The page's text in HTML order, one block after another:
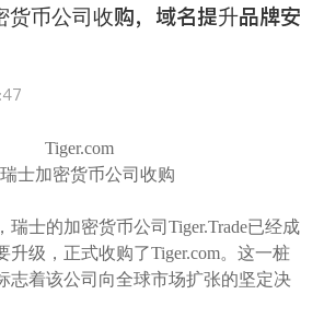
币公司收购，域名提升品牌安
Tiger.com
士加密货币公司收购
瑞士的加密货币公司 Tiger.Trade已经成
升级，正式收购了Tiger.com。这一桩
志着该公司向全球市场扩张的坚定决